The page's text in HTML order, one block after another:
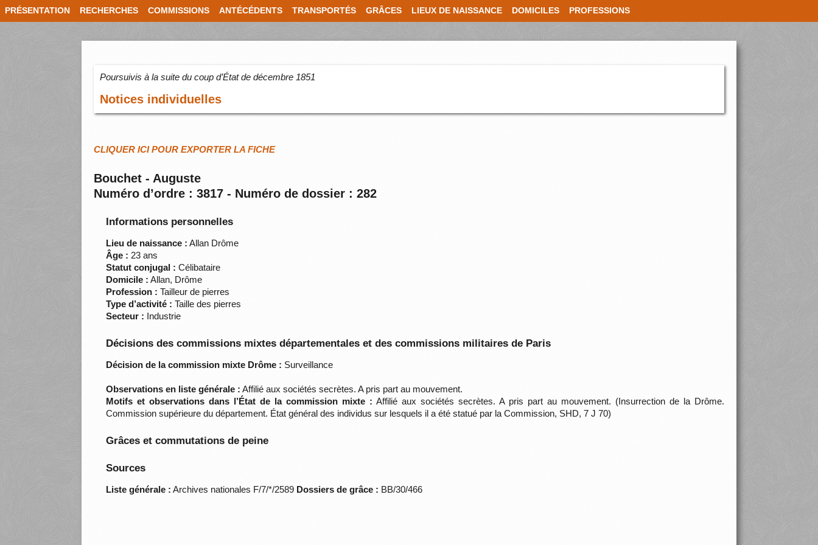
PRÉSENTATION RECHERCHES COMMISSIONS ANTÉCÉDENTS TRANSPORTÉS GRÂCES LIEUX DE NAISSANCE DOMICILES PROFESSIONS
Poursuivis à la suite du coup d’État de décembre 1851
Notices individuelles
CLIQUER ICI POUR EXPORTER LA FICHE
Bouchet - Auguste
Numéro d’ordre : 3817 - Numéro de dossier : 282
Informations personnelles
Lieu de naissance : Allan Drôme
Âge : 23 ans
Statut conjugal : Célibataire
Domicile : Allan, Drôme
Profession : Tailleur de pierres
Type d’activité : Taille des pierres
Secteur : Industrie
Décisions des commissions mixtes départementales et des commissions militaires de Paris
Décision de la commission mixte Drôme : Surveillance
Observations en liste générale : Affilié aux sociétés secrètes. A pris part au mouvement.
Motifs et observations dans l’État de la commission mixte : Affilié aux sociétés secrètes. A pris part au mouvement. (Insurrection de la Drôme.
Commission supérieure du département. État général des individus sur lesquels il a été statué par la Commission, SHD, 7 J 70)
Grâces et commutations de peine
Sources
Liste générale : Archives nationales F/7/*/2589 Dossiers de grâce : BB/30/466